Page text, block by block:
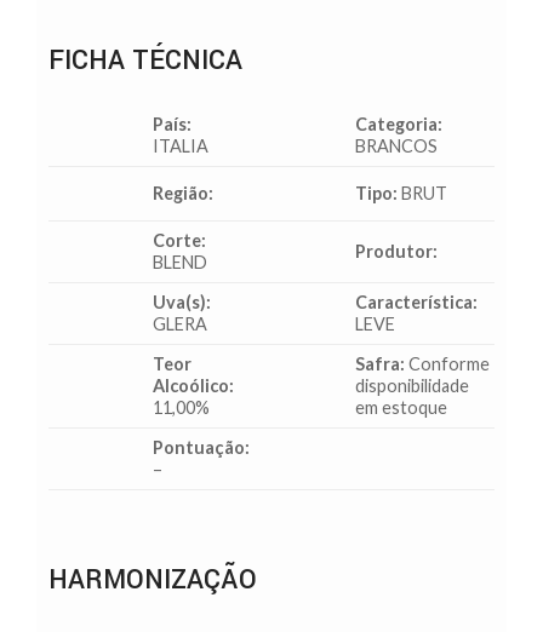
FICHA TÉCNICA
País:
ITALIA
Categoria:
BRANCOS
Região: Tipo: BRUT
Corte:
BLEND
Produtor:
Uva(s):
GLERA
Característica:
LEVE
Teor
Alcoólico:
11,00%
Safra: Conforme
disponibilidade
em estoque
Pontuação:
–
HARMONIZAÇÃO